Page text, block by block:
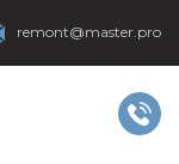
remont@master.pro